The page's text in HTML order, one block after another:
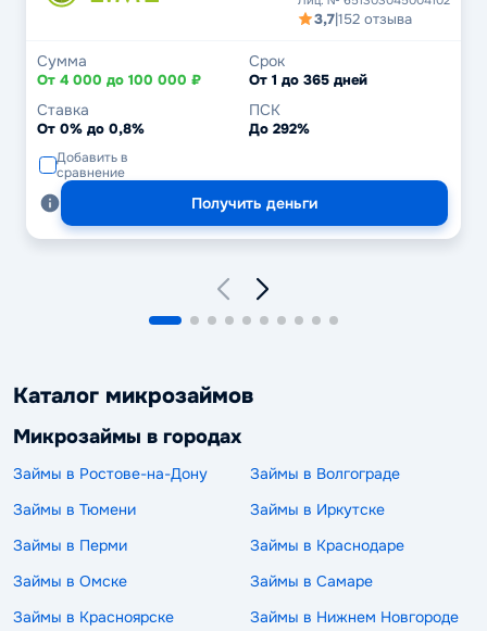
3,7|152 отзыва
Сумма
От 4 000 до 100 000 ₽
Срок
От 1 до 365 дней
Ставка
От 0% до 0,8%
ПСК
До 292%
Добавить в
сравнение
Получить деньги
Каталог микрозаймов
Микрозаймы в городах
Займы в Ростове-на-Дону
Займы в Волгограде
Займы в Тюмени
Займы в Иркутске
Займы в Перми
Займы в Краснодаре
Займы в Омске
Займы в Самаре
Займы в Красноярске
Займы в Нижнем Новгороде